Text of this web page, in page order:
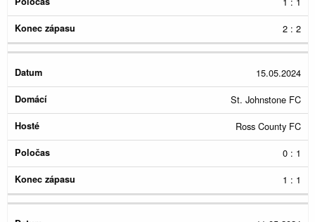
2 : 2
15.05.2024
St. Johnstone FC
Ross County FC
0 : 1
1 : 1